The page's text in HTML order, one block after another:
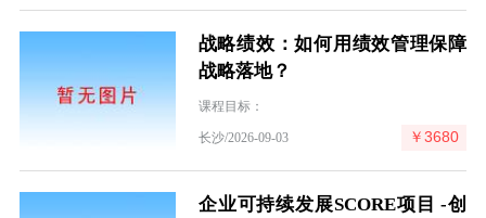
战略绩效：如何用绩效管理保障
战略落地？
课程目标：
长沙/2026-09-03 ￥3680
企业可持续发展SCORE项目 -创